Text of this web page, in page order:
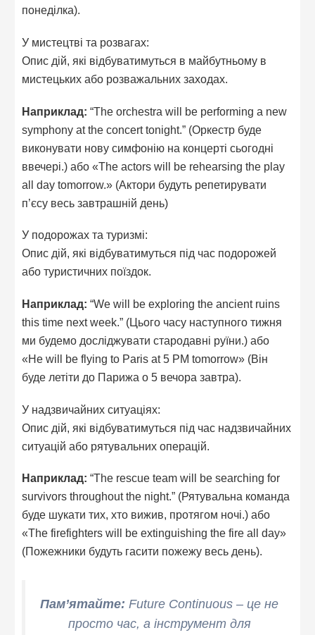
понеділка).
У мистецтві та розвагах:
Опис дій, які відбуватимуться в майбутньому в
мистецьких або розважальних заходах.
Наприклад: “The orchestra will be performing a new
symphony at the concert tonight.” (Оркестр буде
виконувати нову симфонію на концерті сьогодні
ввечері.) або «The actors will be rehearsing the play
all day tomorrow.» (Актори будуть репетирувати
п’єсу весь завтрашній день)
У подорожах та туризмі:
Опис дій, які відбуватимуться під час подорожей
або туристичних поїздок.
Наприклад: “We will be exploring the ancient ruins
this time next week.” (Цього часу наступного тижня
ми будемо досліджувати стародавні руїни.) або
«He will be flying to Paris at 5 PM tomorrow» (Він
буде летіти до Парижа о 5 вечора завтра).
У надзвичайних ситуаціях:
Опис дій, які відбуватимуться під час надзвичайних
ситуацій або рятувальних операцій.
Наприклад: “The rescue team will be searching for
survivors throughout the night.” (Рятувальна команда
буде шукати тих, хто вижив, протягом ночі.) або
«The firefighters will be extinguishing the fire all day»
(Пожежники будуть гасити пожежу весь день).
Пам’ятайте: Future Continuous – це не
просто час, а інструмент для